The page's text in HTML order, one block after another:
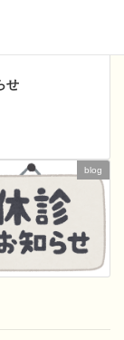
せ
blog